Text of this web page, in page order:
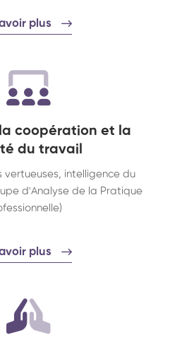
plus
coopération et la
du travail
vertueuses, intelligence du
d'Analyse de la Pratique
plus